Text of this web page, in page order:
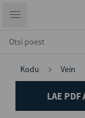
Kodu Vein
LAE PDF